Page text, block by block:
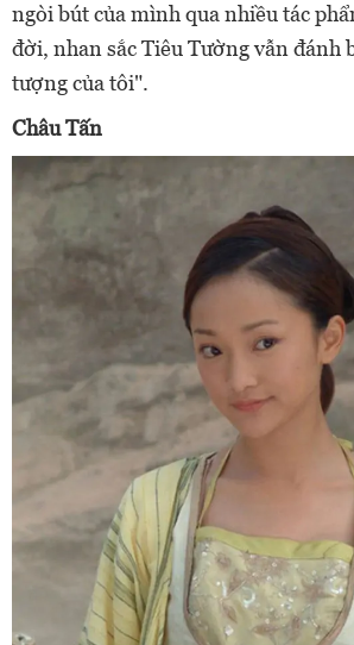
ngòi bút của mình qua nhiều tác
đời, nhan sắc Tiêu Tường vẫn đánh
tượng của tôi".
Châu Tấn